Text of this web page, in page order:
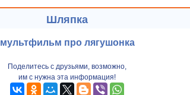
Шляпка
мультфильм про лягушонка
Поделитесь с друзьями, возможно,
им с нужна эта информация!